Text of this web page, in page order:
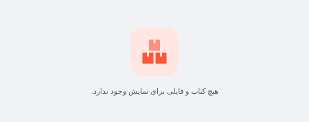
هیچ کتاب و فایلی برای نمایش وجود ندارد.